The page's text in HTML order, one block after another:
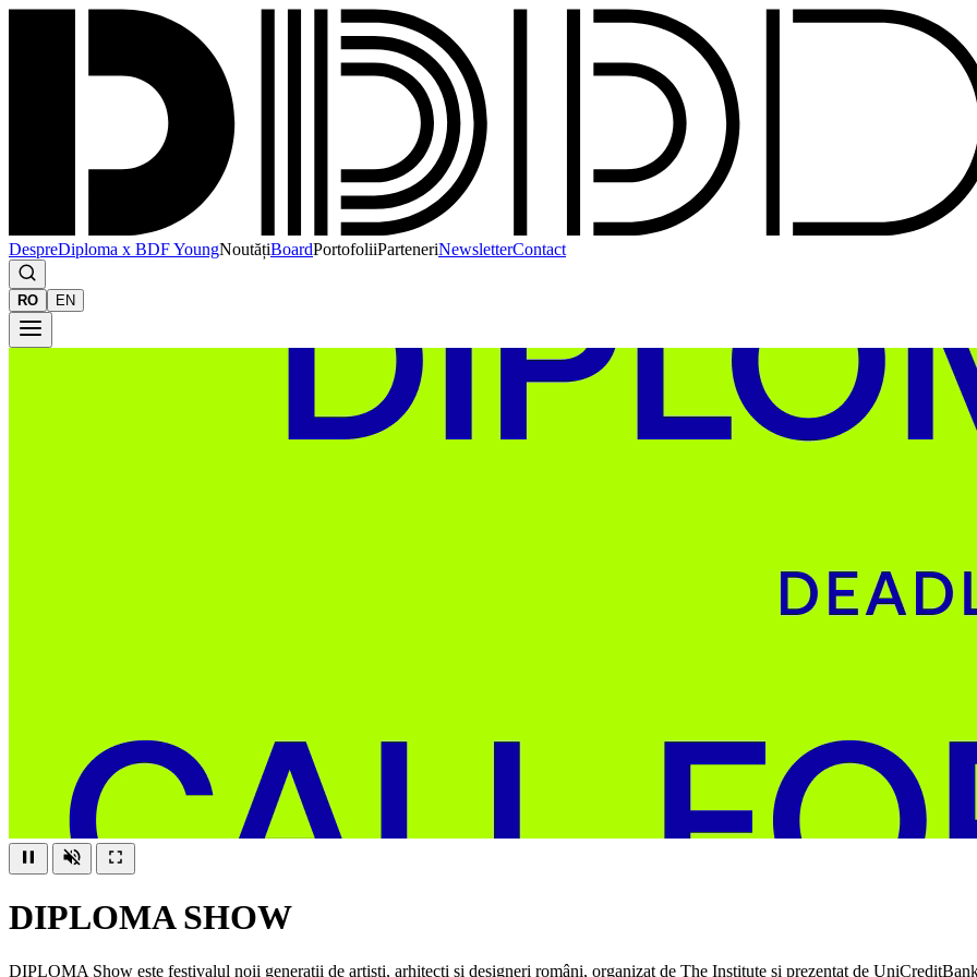
DespreDiploma x BDF YoungNoutățiBoardPortofoliiParteneriNewsletterContact
RO EN
DIPLOMA SHOW
DIPLOMA Show este festivalul noii generații de artiști, arhitecți și designeri români, organizat de The Institute și prezentat de